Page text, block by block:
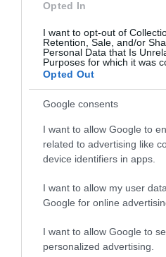
Opted In
I want to opt-out of
Retention, Sale, and/or
Personal Data that Is
Purposes for which it was
Opted Out
Google consents
I want to allow Google to
related to advertising like
device identifiers in apps.
I want to allow my user
Google for online
I want to allow Google to
personalized advertising.
ΠΑΕ
Οδηγίες προς τους
αποψινή προσέλευση
στο ΟΑΚΑ